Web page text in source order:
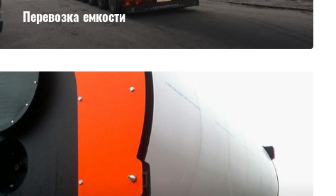
Перевозка емкости